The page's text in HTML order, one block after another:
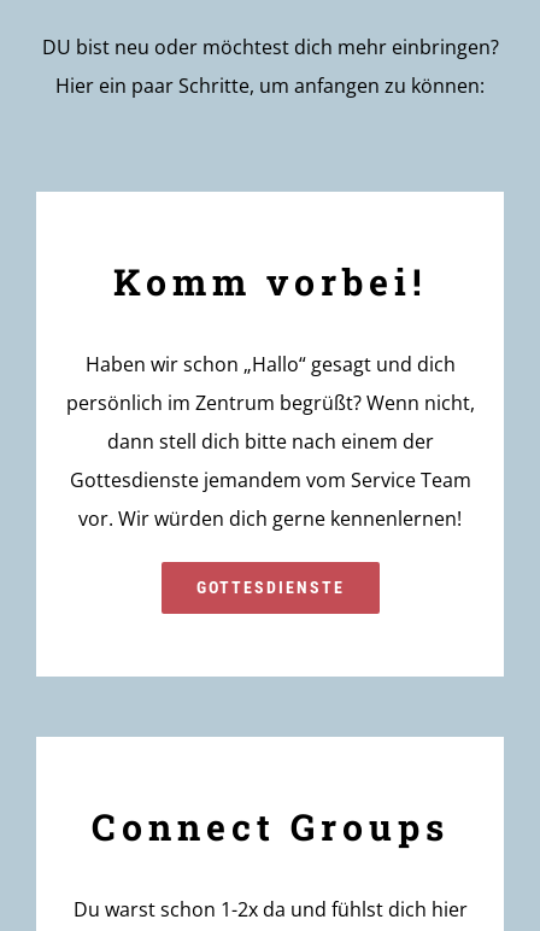
DU bist neu oder möchtest dich mehr einbringen?
Hier ein paar Schritte, um anfangen zu können:
Komm vorbei!
Haben wir schon „Hallo“ gesagt und dich
persönlich im Zentrum begrüßt? Wenn nicht,
dann stell dich bitte nach einem der
Gottesdienste jemandem vom Service Team
vor. Wir würden dich gerne kennenlernen!
GOTTESDIENSTE
Connect Groups
Du warst schon 1-2x da und fühlst dich hier